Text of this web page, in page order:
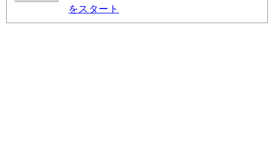
をスタート